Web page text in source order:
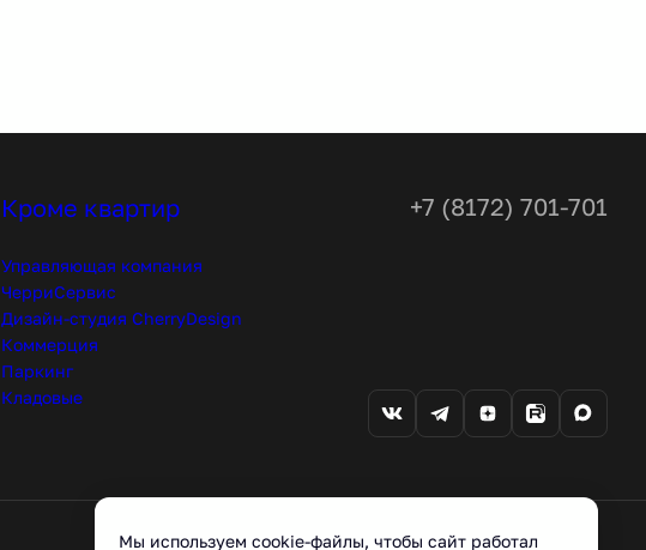
Кроме квартир
Управляющая компания
ЧерриСервис
Дизайн-студия CherryDesign
Коммерция
Паркинг
Кладовые
+7 (8172) 701-701
Мы используем cookie-файлы, чтобы сайт работал